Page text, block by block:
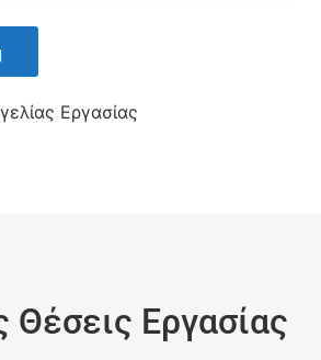
Εργασίας
Θέσεις Εργασίας